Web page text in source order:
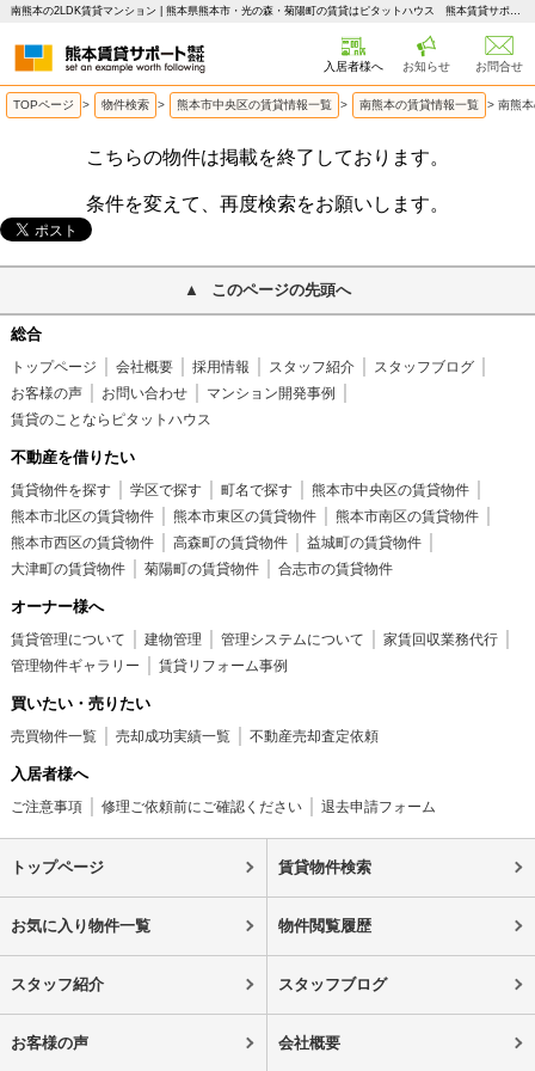
南熊本の2LDK賃貸マンション | 熊本県熊本市・光の森・菊陽町の賃貸はピタットハウス 熊本賃貸サポート
入居者様へ お知らせ お問合せ
TOPページ > 物件検索 > 熊本市中央区の賃貸情報一覧 > 南熊本の賃貸情報一覧 > 南熊
こちらの物件は掲載を終了しております。
条件を変えて、再度検索をお願いします。
このページの先頭へ
総合
トップページ 会社概要 採用情報 スタッフ紹介
スタッフブログ
お客様の声
お問い合わせ
マンション開発事例
賃貸のことならピタットハウス
不動産を借りたい
賃貸物件を探す 学区で探す 町名で探す
熊本市中央区の賃貸物件
熊本市北区の賃貸物件
熊本市東区の賃貸物件
熊本市南区の賃貸物件
熊本市西区の賃貸物件
高森町の賃貸物件
益城町の賃貸物件
大津町の賃貸物件
菊陽町の賃貸物件 合志市の賃貸物件
オーナー様へ
賃貸管理について 建物管理 管理システムについて
家賃回収業務代行
管理物件ギャラリー
賃貸リフォーム事例
買いたい・売りたい
売買物件一覧 売却成功実績一覧 不動産売却査定依頼
入居者様へ
ご注意事項 修理ご依頼前にご確認ください 退去申請フォーム
トップページ 賃貸物件検索
お気に入り物件一覧 物件閲覧履歴
スタッフ紹介 スタッフブログ
お客様の声 会社概要